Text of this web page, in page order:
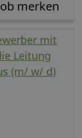
mit
Leitung
(m/ w/ d)